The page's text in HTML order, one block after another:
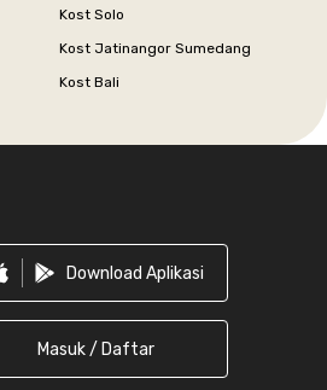
Kost Solo
Kost Jatinangor Sumedang
Kost Bali
Download Aplikasi
Masuk / Daftar